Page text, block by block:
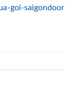
goi-saigondoor